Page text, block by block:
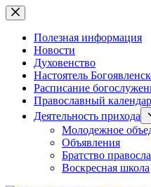
Перейти
к
сути
Полезная информация
Новости
Духовенство
Настоятель
Расписание
Православный
Деятельность прихода
Молодежное
Объявления
Братство
Воскресная школа